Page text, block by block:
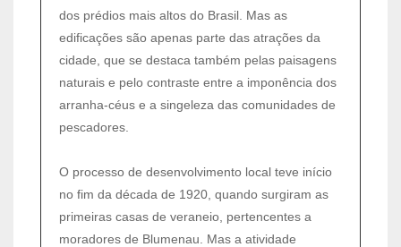
dos prédios mais altos do Brasil. Mas as
edificações são apenas parte das atrações da
cidade, que se destaca também pelas paisagens
naturais e pelo contraste entre a imponência dos
arranha-céus e a singeleza das comunidades de
pescadores.
O processo de desenvolvimento local teve início
no fim da década de 1920, quando surgiram as
primeiras casas de veraneio, pertencentes a
moradores de Blumenau. Mas a atividade